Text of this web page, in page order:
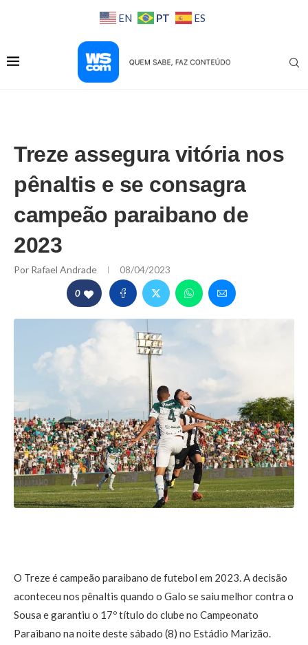
EN PT ES
Treze assegura vitória nos
pênaltis e se consagra
campeão paraibano de
2023
Por Rafael Andrade 08/04/2023
0
O Treze é campeão paraibano de futebol em 2023. A decisão
aconteceu nos pênaltis quando o Galo se saiu melhor contra o
Sousa e garantiu o 17º título do clube no Campeonato
Paraibano na noite deste sábado (8) no Estádio Marizão.